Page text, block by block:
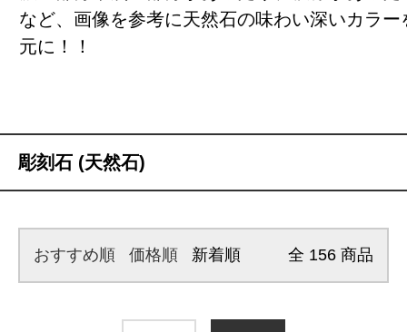
など、画像を参考に天然石の味わい深いカラー
元に！！
彫刻石 (天然石)
おすすめ順 価格順 新着順 全 156 商品